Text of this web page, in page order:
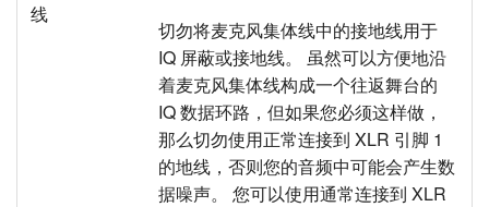
线
切勿将麦克风集体线中的接地线用于
IQ 屏蔽或接地线。 虽然可以方便地沿
着麦克风集体线构成一个往返舞台的
IQ 数据环路，但如果您必须这样做，
那么切勿使用正常连接到 XLR 引脚 1
的地线，否则您的音频中可能会产生数
据噪声。 您可以使用通常连接到 XLR